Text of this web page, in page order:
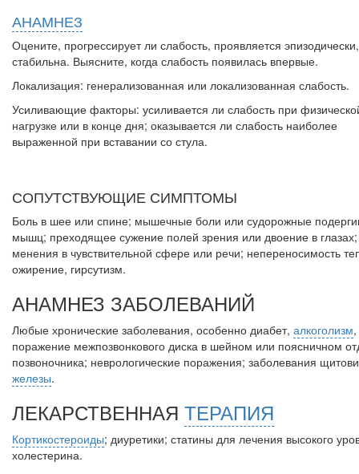
ведущих...
Местная анестезия развивает кардиотоксичность
Федеральная служба по надзору
сфере здравоохранения
тревожную статистику. Она
сопутствующих осложнений от...
внесен в Госдуму
Соответствующий
законопроект внесен в
на рассмотрение. Суть его
заключается в нахождении
больничной палате
в течении всего срока
лечения...
АНАМНЕЗ
Оцените, про­грессирует ли слабость, проявляется
стабильна. Выясните, когда слабость появилась впервые.
Локализация: генерализованная или локализованная слабость.
Усиливающие факторы: усиливается ли слабость при
нагрузке или в конце дня; оказывается ли слабость наиболее
выраженной при вставании со стула.
СОПУТСТВУЮЩИЕ СИМПТОМЫ
Боль в шее или спине; мышечные боли или судорожные
мышц; преходящее сужение полей зрения или двоение в
менения в чувствительной сфере или речи; непереносимость
ожи­рение, гирсутизм.
АНАМНЕЗ ЗАБОЛЕВАНИЙ
Любые хронические заболевания, особенно диабет, алкоголизм,
пора­жение межпозвонкового диска в шейном или поясничном
позво­ночника; неврологические поражения; заболевания
железы.
ЛЕКАРСТВЕННАЯ ТЕРАПИЯ
Кортикостероиды; диуретики; статины для лечения высокого
холестерина.